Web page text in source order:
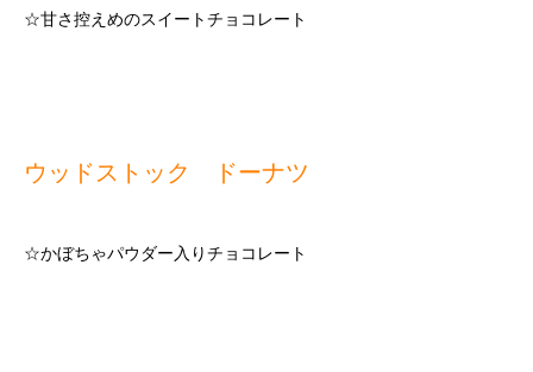
☆甘さ控えめのスイートチョコレート
ウッドストック ドーナツ
☆かぼちゃパウダー入りチョコレート